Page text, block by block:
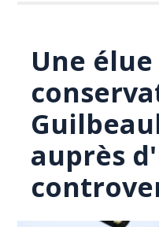
Une élue
auprès